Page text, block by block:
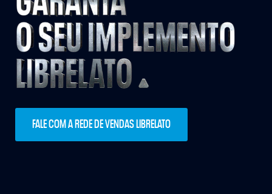
FALE COM A REDE DE VENDAS LIBRELATO